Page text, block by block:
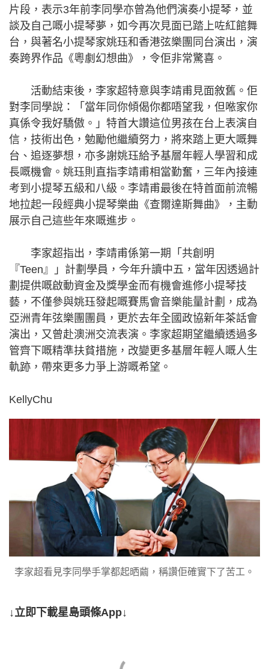
片段，表示3年前李同學亦曾為他們演奏小提琴，並
談及自己嘅小提琴夢，如今再次見面已踏上咗紅館舞
台，與著名小提琴家姚珏和香港弦樂團同台演出，演
奏跨界作品《粵劇幻想曲》，令佢非常驚喜。
活動結束後，李家超特意與李靖甫見面敘舊。佢
對李同學說：「當年同你傾偈你都唔望我，但𠵱家你
真係令我好驕傲。」特首大讚這位男孩在台上表演自
信，技術出色，勉勵他繼續努力，將來踏上更大嘅舞
台、追逐夢想，亦多謝姚珏給予基層年輕人學習和成
長嘅機會。姚珏則直指李靖甫相當勤奮，三年內接連
考到小提琴五級和八級。李靖甫最後在特首面前流暢
地拉起一段經典小提琴樂曲《查爾達斯舞曲》，主動
展示自己這些年來嘅進步。
李家超指出，李靖甫係第一期「共創明
『Teen』」計劃學員，今年升讀中五，當年因透過計
劃提供嘅啟動資金及獎學金而有機會進修小提琴技
藝，不僅參與姚珏發起嘅賽馬會音樂能量計劃，成為
亞洲青年弦樂團團員，更於去年全國政協新年茶話會
演出，又曾赴澳洲交流表演。李家超期望繼續透過多
管齊下嘅精準扶貧措施，改變更多基層年輕人嘅人生
軌跡，帶來更多力爭上游嘅希望。
KellyChu
李家超看見李同學手掌都起晒繭，稱讚佢確實下了苦工。
↓立即下載星島頭條App↓